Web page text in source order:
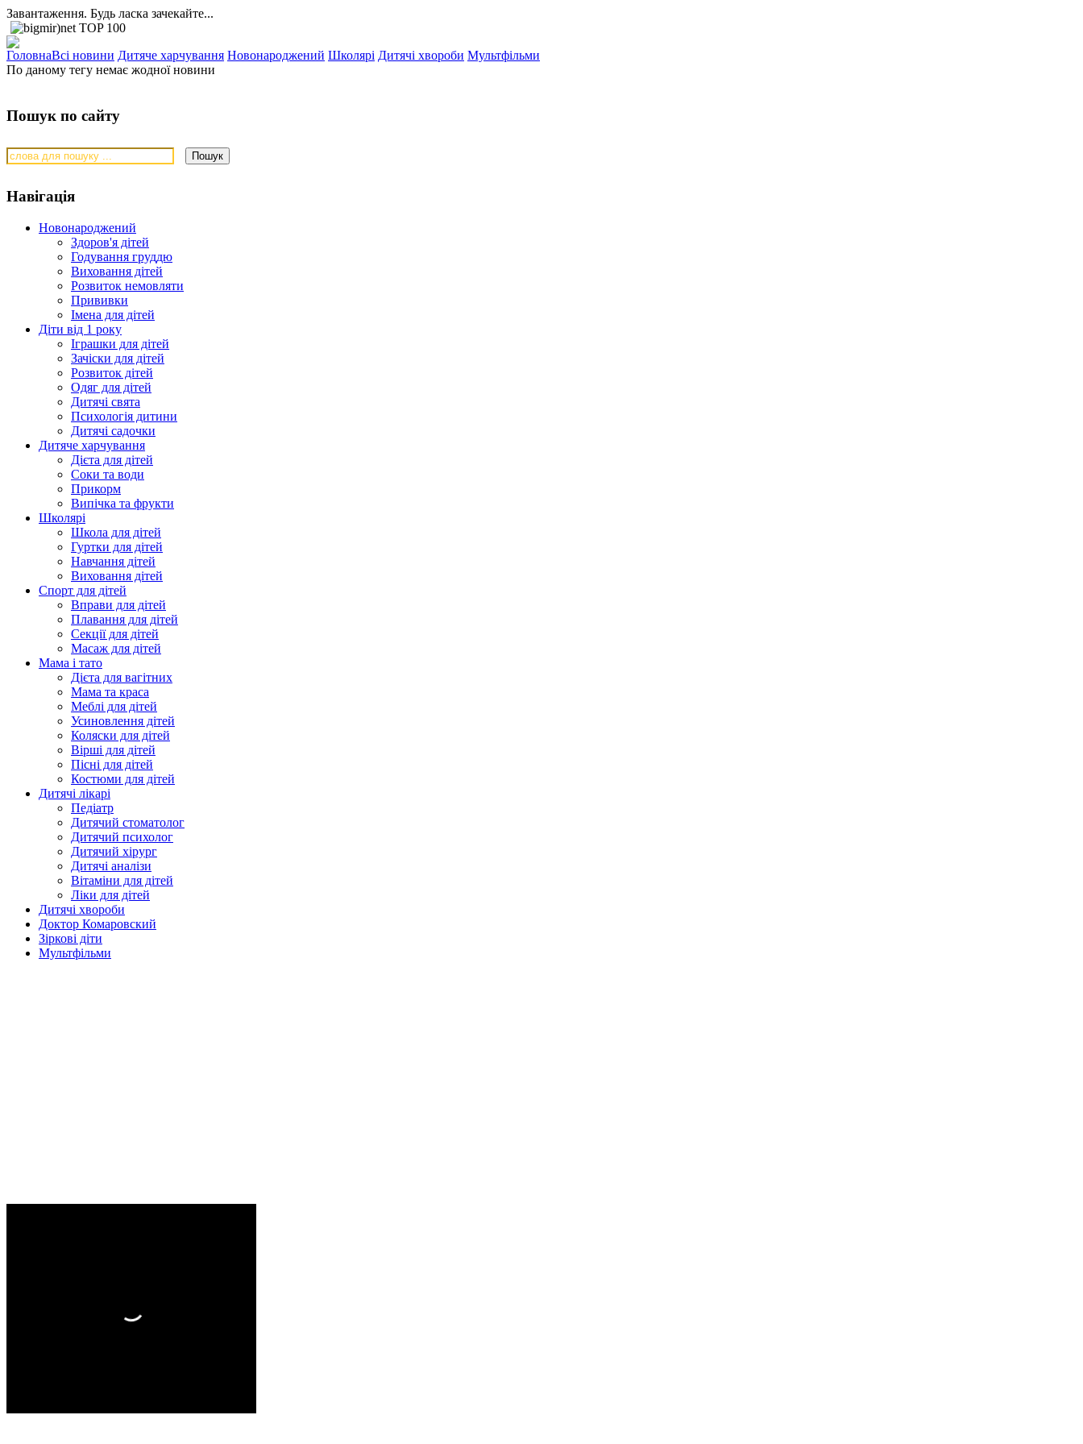
Завантаження. Будь ласка зачекайте...
ГоловнаВсі новини Дитяче харчування Новонароджений Школярі Дитячі хвороби Мультфільми
По даному тегу немає жодної новини
Пошук по сайту
Навігація
Новонароджений
Здоров'я дітей
Годування груддю
Виховання дітей
Розвиток немовляти
Прививки
Імена для дітей
Діти від 1 року
Іграшки для дітей
Зачіски для дітей
Розвиток дітей
Одяг для дітей
Дитячі свята
Психологія дитини
Дитячі садочки
Дитяче харчування
Дієта для дітей
Соки та води
Прикорм
Випічка та фрукти
Школярі
Школа для дітей
Гуртки для дітей
Навчання дітей
Виховання дітей
Спорт для дітей
Вправи для дітей
Плавання для дітей
Секції для дітей
Масаж для дітей
Мама і тато
Дієта для вагітних
Мама та краса
Меблі для дітей
Усиновлення дітей
Коляски для дітей
Вірші для дітей
Пісні для дітей
Костюми для дітей
Дитячі лікарі
Педіатр
Дитячий стоматолог
Дитячий психолог
Дитячий хірург
Дитячі аналізи
Вітаміни для дітей
Ліки для дітей
Дитячі хвороби
Доктор Комаровский
Зіркові діти
Мультфільми